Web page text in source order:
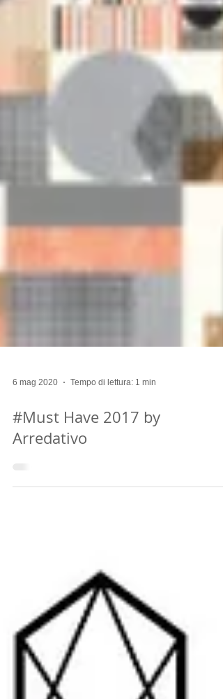
6 mag 2020 Tempo di lettura: 1 min
#Must Have 2017 by